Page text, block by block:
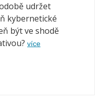
udržet
kybernetické
být ve shodě
více